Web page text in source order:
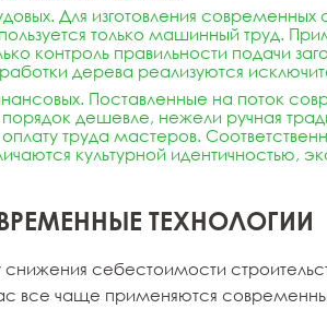
Для изготовления
только машинный труд.
контроль правильности подачи
дерева реализуются
Поставленные на поток
дешевле, нежели ручная
труда мастеров.
культурной идентичностью,
ТЕХНОЛОГИИ
снижения себестоимости
все чаще применяются